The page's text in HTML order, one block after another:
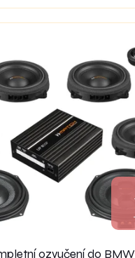
ozvučení do BMW